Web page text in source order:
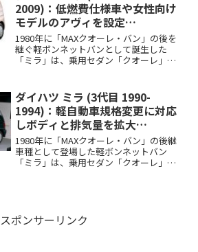
2009)：低燃費仕様車や女性向け
モデルのアヴィを設定
[L250/260]
1980年に「MAXクオーレ・バン」の後を
継ぐ軽ボンネットバンとして誕生した
「ミラ」は、乗用セダン「クオーレ」を
ダイハツ ミラ (3代目 1990-
1994)：軽自動車規格変更に対応
しボディと排気量を拡大
[L200/210]
1980年に「MAXクオーレ・バン」の後継
車種として登場した軽ボンネットバン
「ミラ」は、乗用セダン「クオーレ」を
スポンサーリンク